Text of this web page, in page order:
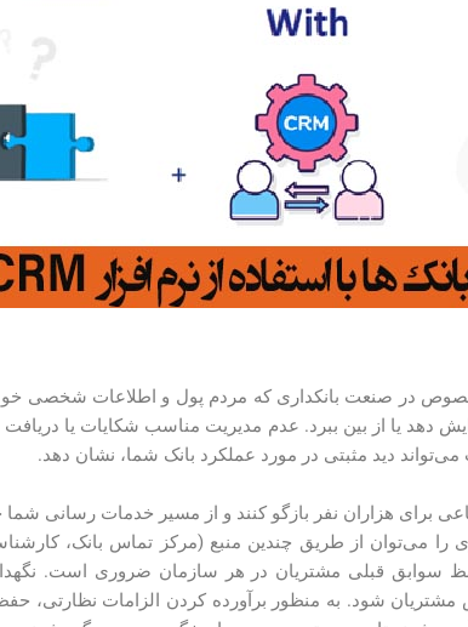
در صنعت بانکداری که مردم پول و اطلاعات شخصی
دهد یا از بین ببرد. عدم مدیریت مناسب شکایات یا
می‌تواند دید مثبتی در مورد عملکرد بانک شما، نشان دهد.
برای هزاران نفر بازگو کنند و از مسیر خدمات رسانی
را می‌توان از طریق چندین منبع (مرکز تماس بانک،
سوابق قبلی مشتریان در هر سازمان ضروری است.
شود. به منظور برآورده کردن الزامات نظارتی،